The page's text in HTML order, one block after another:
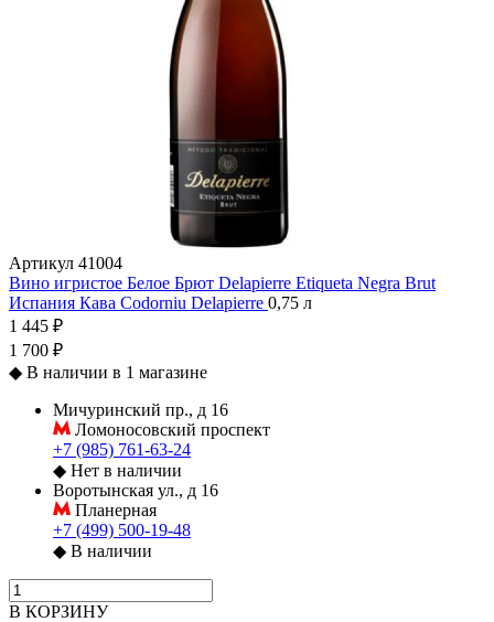
Артикул 41004
Вино игристое Белое Брют Delapierre Etiqueta Negra Brut
Испания Кава Codorniu Delapierre 0,75 л
1 445 ₽
1 700 ₽
◆ В наличии в 1 магазине
Мичуринский пр., д 16
Ломоносовский проспект
+7 (985) 761-63-24
◆ Нет в наличии
Воротынская ул., д 16
Планерная
+7 (499) 500-19-48
◆ В наличии
В КОРЗИНУ